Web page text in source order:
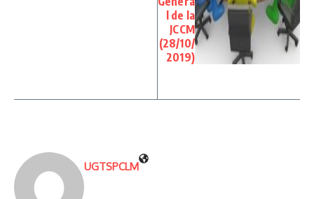
l de la
JCCM
(28/10/
2019)
UGTSPCLM